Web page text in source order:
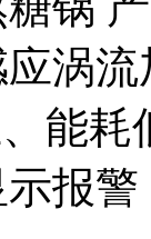
涡
、能
报